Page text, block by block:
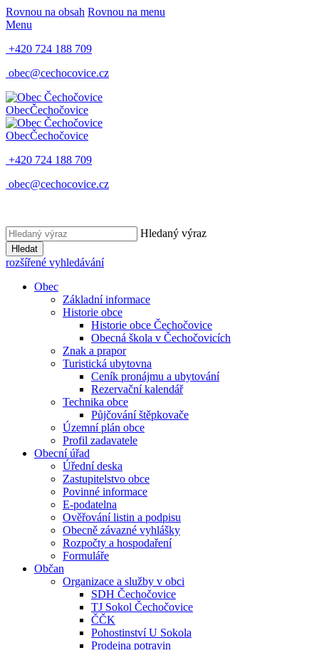
Rovnou na obsah Rovnou na menu
Menu
+420 724 188 709
obec@cechocovice.cz
ObecČechočovice
ObecČechočovice
+420 724 188 709
obec@cechocovice.cz
Hledaný výraz
Hledat
rozšířené vyhledávání
Obec
Základní informace
Historie obce
Historie obce Čechočovice
Obecná škola v Čechočovicích
Znak a prapor
Turistická ubytovna
Ceník pronájmu a ubytování
Rezervační kalendář
Technika obce
Půjčování štěpkovače
Územní plán obce
Profil zadavatele
Obecní úřad
Úřední deska
Zastupitelstvo obce
Povinné informace
E-podatelna
Ověřování listin a podpisu
Obecně závazné vyhlášky
Rozpočty a hospodaření
Formuláře
Občan
Organizace a služby v obci
SDH Čechočovice
TJ Sokol Čechočovice
ČČK
Pohostinství U Sokola
Prodejna potravin